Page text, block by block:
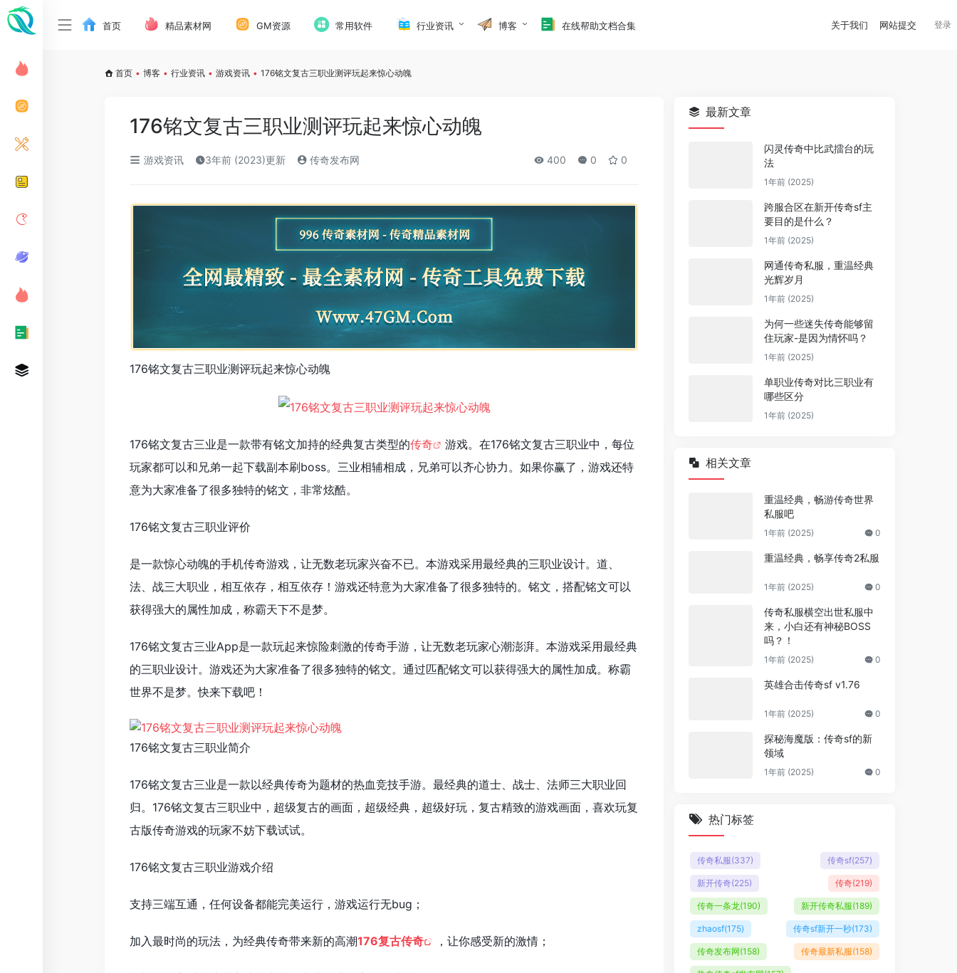
首页 精品素材网 GM资源 常用软件 行业资讯 博客 在线帮助文档合集 关于我们 网站提交 登录
首页 • 博客 • 行业资讯 • 游戏资讯 • 176铭文复古三职业测评玩起来惊心动魄
176铭文复古三职业测评玩起来惊心动魄
游戏资讯 3年前 (2023)更新 传奇发布网 400 0 0
176铭文复古三职业测评玩起来惊心动魄
176铭文复古三业是一款带有铭文加持的经典复古类型的传奇
游戏。在176铭文复古三职业中，每位
玩家都可以和兄弟一起下载副本刷boss。三业相辅相成，兄弟可以齐心协力。如果你赢了，游戏还特
意为大家准备了很多独特的铭文，非常炫酷。
176铭文复古三职业评价
是一款惊心动魄的手机传奇游戏，让无数老玩家兴奋不已。本游戏采用最经典的三职业设计。道、
法、战三大职业，相互依存，相互依存！游戏还特意为大家准备了很多独特的。铭文，搭配铭文可以
获得强大的属性加成，称霸天下不是梦。
176铭文复古三业App是一款玩起来惊险刺激的传奇手游，让无数老玩家心潮澎湃。本游戏采用最经典
的三职业设计。游戏还为大家准备了很多独特的铭文。通过匹配铭文可以获得强大的属性加成。称霸
世界不是梦。快来下载吧！
176铭文复古三职业简介
176铭文复古三业是一款以经典传奇为题材的热血竞技手游。最经典的道士、战士、法师三大职业回
归。176铭文复古三职业中，超级复古的画面，超级经典，超级好玩，复古精致的游戏画面，喜欢玩复
古版传奇游戏的玩家不妨下载试试。
176铭文复古三职业游戏介绍
支持三端互通，任何设备都能完美运行，游戏运行无bug；
加入最时尚的玩法，为经典传奇带来新的高潮176复古传奇 ，让你感受新的激情；
最新文章
闪灵传奇中比武擂台的玩
法
1年前 (2025)
跨服合区在新开传奇sf主
要目的是什么？
1年前 (2025)
网通传奇私服，重温经典
光辉岁月
1年前 (2025)
为何一些迷失传奇能够留
住玩家-是因为情怀吗？
1年前 (2025)
单职业传奇对比三职业有
哪些区分
1年前 (2025)
相关文章
重温经典，畅游传奇世界
私服吧
1年前 (2025) 0
重温经典，畅享传奇2私服
1年前 (2025) 0
传奇私服横空出世私服中
来，小白还有神秘BOSS
吗？！
1年前 (2025) 0
英雄合击传奇sf v1.76
1年前 (2025) 0
探秘海魔版：传奇sf的新
领域
1年前 (2025) 0
热门标签
传奇私服(337) 传奇sf(257)
新开传奇(225) 传奇(219)
传奇一条龙(190) 新开传奇私服(189)
zhaosf(175) 传奇sf新开一秒(173)
传奇发布网(158) 传奇最新私服(158)